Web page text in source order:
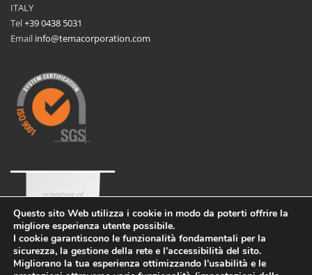
ITALY
Tel+39 0438 5031
Email info@temacorporation.com
Questo sito Web utilizza i cookie in modo da poterti offrire la
migliore esperienza utente possibile.
I cookie garantiscono le funzionalità fondamentali per la
sicurezza, la gestione della rete e l’accessibilità del sito.
Migliorano la tua esperienza ottimizzando l’usabilità e le